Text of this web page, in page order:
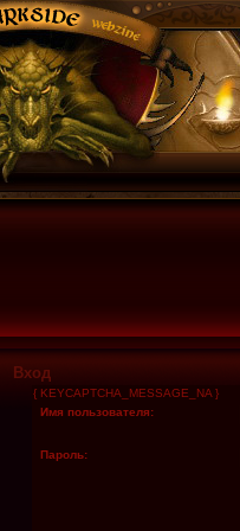
Вход
{ KEYCAPTCHA_MESSAGE_NA }
Имя пользователя:
Пароль: